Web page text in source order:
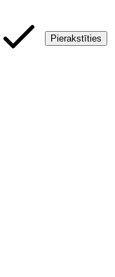
Pierakstīties